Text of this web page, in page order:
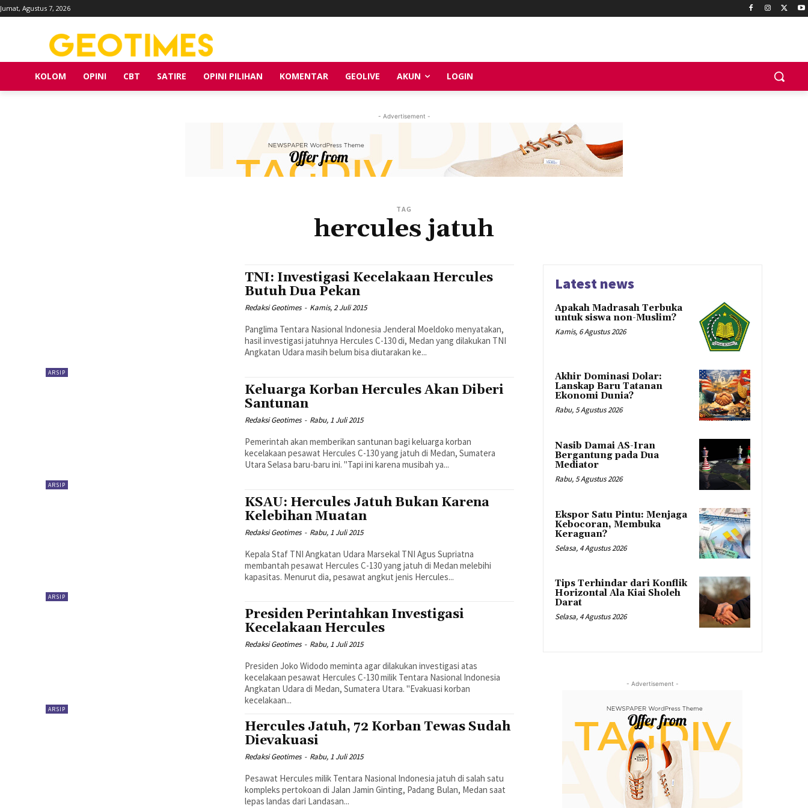
Jumat, Agustus 7, 2026
KOLOM OPINI CBT SATIRE OPINI PILIHAN KOMENTAR GEOLIVE AKUN LOGIN
- Advertisement -
TAG
hercules jatuh
ARSIP
TNI: Investigasi Kecelakaan Hercules
Butuh Dua Pekan
Redaksi Geotimes - Kamis, 2 Juli 2015
Panglima Tentara Nasional Indonesia Jenderal Moeldoko menyatakan,
hasil investigasi jatuhnya Hercules C-130 di, Medan yang dilakukan TNI
Angkatan Udara masih belum bisa diutarakan ke...
ARSIP
Keluarga Korban Hercules Akan Diberi
Santunan
Redaksi Geotimes - Rabu, 1 Juli 2015
Pemerintah akan memberikan santunan bagi keluarga korban
kecelakaan pesawat Hercules C-130 yang jatuh di Medan, Sumatera
Utara Selasa baru-baru ini. "Tapi ini karena musibah ya...
ARSIP
KSAU: Hercules Jatuh Bukan Karena
Kelebihan Muatan
Redaksi Geotimes - Rabu, 1 Juli 2015
Kepala Staf TNI Angkatan Udara Marsekal TNI Agus Supriatna
membantah pesawat Hercules C-130 yang jatuh di Medan melebihi
kapasitas. Menurut dia, pesawat angkut jenis Hercules...
ARSIP
Presiden Perintahkan Investigasi
Kecelakaan Hercules
Redaksi Geotimes - Rabu, 1 Juli 2015
Presiden Joko Widodo meminta agar dilakukan investigasi atas
kecelakaan pesawat Hercules C-130 milik Tentara Nasional Indonesia
Angkatan Udara di Medan, Sumatera Utara. "Evakuasi korban
kecelakaan...
Hercules Jatuh, 72 Korban Tewas Sudah
Dievakuasi
Redaksi Geotimes - Rabu, 1 Juli 2015
Pesawat Hercules milik Tentara Nasional Indonesia jatuh di salah satu
kompleks pertokoan di Jalan Jamin Ginting, Padang Bulan, Medan saat
lepas landas dari Landasan...
Latest news
Apakah Madrasah Terbuka
untuk siswa non-Muslim?
Kamis, 6 Agustus 2026
Akhir Dominasi Dolar:
Lanskap Baru Tatanan
Ekonomi Dunia?
Rabu, 5 Agustus 2026
Nasib Damai AS-Iran
Bergantung pada Dua
Mediator
Rabu, 5 Agustus 2026
Ekspor Satu Pintu: Menjaga
Kebocoran, Membuka
Keraguan?
Selasa, 4 Agustus 2026
Tips Terhindar dari Konflik
Horizontal Ala Kiai Sholeh
Darat
Selasa, 4 Agustus 2026
- Advertisement -